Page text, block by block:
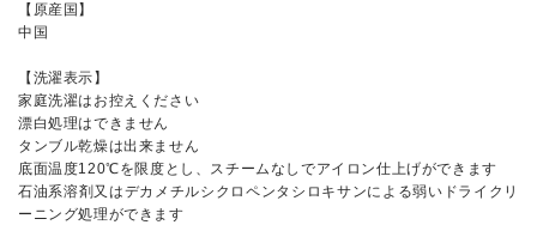
【原産国】
中国
【洗濯表示】
家庭洗濯はお控えください
漂白処理はできません
タンブル乾燥は出来ません
底面温度120℃を限度とし、スチームなしでアイロン仕上げができます
石油系溶剤又はデカメチルシクロペンタシロキサンによる弱いドライクリ
ーニング処理ができます